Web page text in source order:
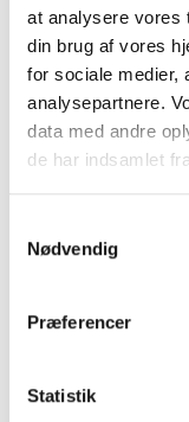
at analysere vores
din brug af vores
for sociale medier,
analysepartnere.
data med andre
de har indsamlet
Nødvendig
Præferencer
Statistik